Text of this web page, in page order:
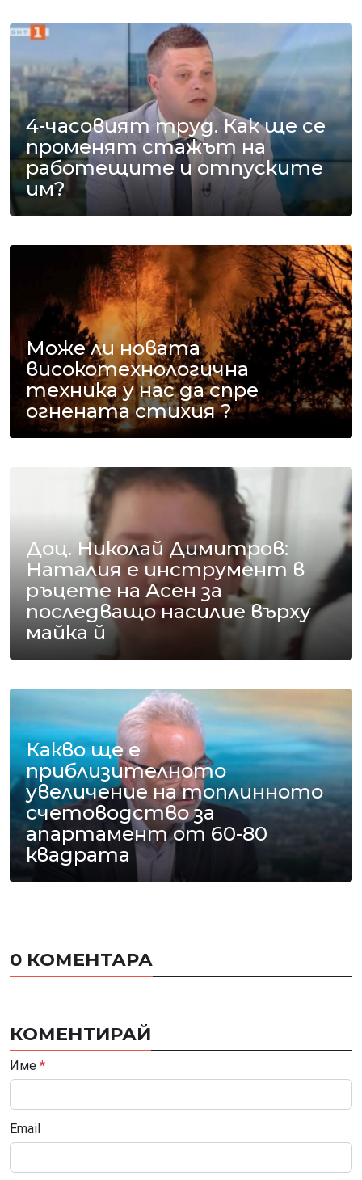
4-часовият труд. Как ще се
променят стажът на
работещите и отпуските
им?
Може ли новата
високотехнологична
техника у нас да спре
огнената стихия ?
Доц. Николай Димитров:
Наталия е инструмент в
ръцете на Асен за
последващо насилие върху
майка й
Какво ще е
приблизителното
увеличение на топлинното
счетоводство за
апартамент от 60-80
квадрата
0 КОМЕНТАРА
КОМЕНТИРАЙ
Име *
Email